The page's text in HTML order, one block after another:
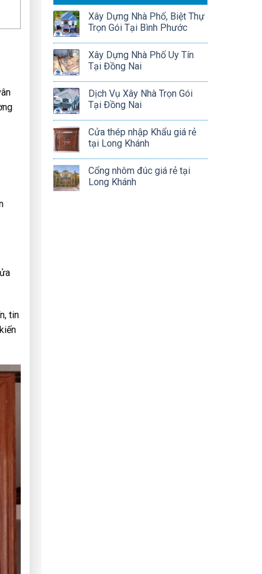
tin
Xây Dựng Nhà Phố, Biệt Thự
Trọn Gói Tại Bình Phước
Xây Dựng Nhà Phố Uy Tín
Tại Đồng Nai
Dịch Vụ Xây Nhà Trọn Gói
Tại Đồng Nai
Cửa thép nhập Khẩu giá rẻ
tại Long Khánh
Cổng nhôm đúc giá rẻ tại
Long Khánh